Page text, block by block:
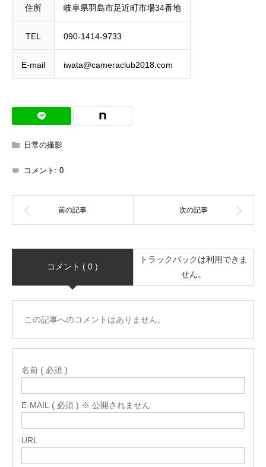
住所 岐阜県羽島市足近町市場34番地
TEL 090-1414-9733
E-mail iwata@cameraclub2018.com
日常の撮影
コメント: 0
コメント ( 0 )
トラックバックは利用できま
せん。
この記事へのコメントはありません。
名前 ( 必須 )
E-MAIL ( 必須 ) ※ 公開されません
URL